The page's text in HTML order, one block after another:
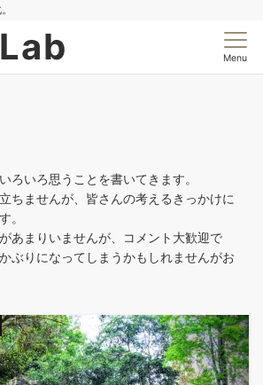
Menu
ろいろ思うことを書いてきます。
ちませんが、皆さんの考えるきっかけに
。
あまりいませんが、コメント大歓迎で
ぶりになってしまうかもしれませんがお